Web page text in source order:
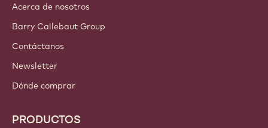
Acerca de nosotros
Barry Callebaut Group
Contáctanos
Newsletter
Dónde comprar
PRODUCTOS